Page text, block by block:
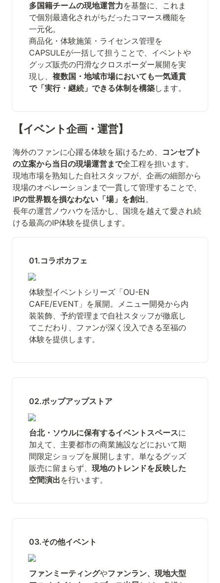
多国籍チームの現地運営力を基盤に、これま
で個別最適化されがちだったコマース機能を
一元化。
商品化・体験施策・ライセンス管理を
CAPSULEが一括して担うことで、イベントや
グッズ販売の円滑なクロスボーダー展開を実
現し、 複数国・地域市場においても一気通貫
で「実行・継続」できる体制を構築します。
【イベント企画・運営】
海外のファンに心躍る体験を届けるため、 コンセプト
の立案から当日の現場運営まで全工程を担います。
現地市場を熟知した自社スタッフが、企画の細部から
現場のオペレーションまで一貫して管理することで、
IPの世界観を損なわない「場」を創出。
長年の運営ノウハウを活かし、国境を越えて愛され続
ける最高のIP体験を提供します。
01.コラボカフェ
体験型イベントシリーズ「OU-EN
CAFE/EVENT 」を展開。メニュー開発から内
装装飾、予約管理まで自社スタッフが徹底し
てこだわり、ファンが深く没入できる至福の
体験を提供します。
02.ポップアップストア
台北・ソウルに保有するイベントスペースに
加えて、主要都市の商業施設などにおいて期
間限定ショップを展開します。単なるグッズ
販売に留まらず、 現地のトレンドを反映した
空間演出を行います。
03.その他イベント
ファンミーティングやファンラン、現地大型